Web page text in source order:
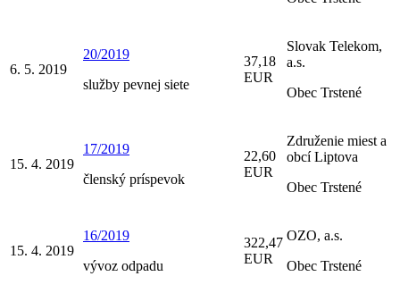
6. 5. 2019
20/2019
služby pevnej siete
37,18
EUR
Slovak Telekom,
a.s.
Obec Trstené
15. 4. 2019
17/2019
členský príspevok
22,60
EUR
Združenie miest a
obcí Liptova
Obec Trstené
15. 4. 2019
16/2019
vývoz odpadu
322,47
EUR
OZO, a.s.
Obec Trstené